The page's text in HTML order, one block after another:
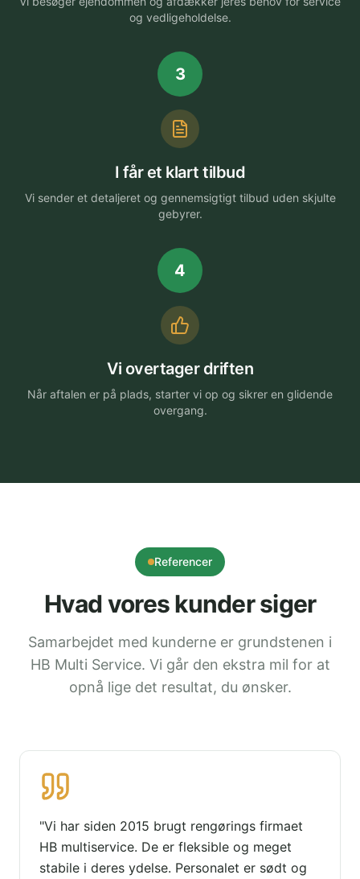
og vedligeholdelse.
3
I får et klart tilbud
Vi sender et detaljeret og gennemsigtigt tilbud uden skjulte
gebyrer.
4
Vi overtager driften
Når aftalen er på plads, starter vi op og sikrer en glidende
overgang.
Referencer
Hvad vores kunder siger
Samarbejdet med kunderne er grundstenen i
HB Multi Service. Vi går den ekstra mil for at
opnå lige det resultat, du ønsker.
"Vi har siden 2015 brugt rengørings firmaet
HB multiservice. De er fleksible og meget
stabile i deres ydelse. Personalet er sødt og